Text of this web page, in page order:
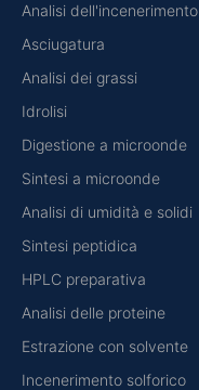
Analisi dell'incenerimento
Asciugatura
Analisi dei grassi
Idrolisi
Digestione a microonde
Sintesi a microonde
Analisi di umidità e solidi
Sintesi peptidica
HPLC preparativa
Analisi delle proteine
Estrazione con solvente
Incenerimento solforico